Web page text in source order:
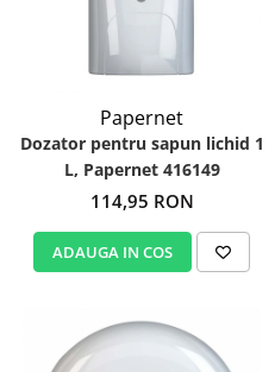
Papernet
Dozator pentru sapun lichid 1
L, Papernet 416149
114,95 RON
ADAUGA IN COS